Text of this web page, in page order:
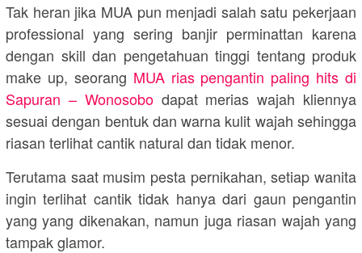
Tak heran jika MUA pun menjadi salah satu pekerjaan
professional yang sering banjir perminattan karena
dengan skill dan pengetahuan tinggi tentang produk
make up, seorang MUA rias pengantin paling hits di
Sapuran – Wonosobodapat merias wajah kliennya
sesuai dengan bentuk dan warna kulit wajah sehingga
riasan terlihat cantik natural dan tidak menor.
Terutama saat musim pesta pernikahan, setiap wanita
ingin terlihat cantik tidak hanya dari gaun pengantin
yang yang dikenakan, namun juga riasan wajah yang
tampak glamor.